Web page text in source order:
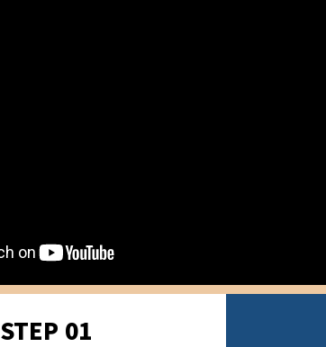
STEP 01